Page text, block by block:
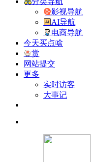
影视导航
AI导航
电商导航
今天买点啥
赏
网站提交
更多
实时访客
大事记